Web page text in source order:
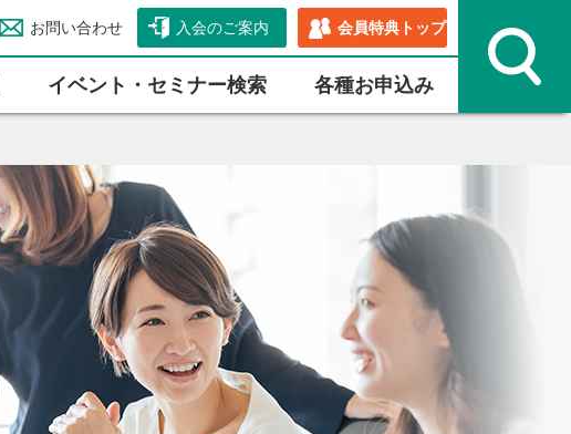
お問い合わせ 入会のご案内 会員特典トップ
イベント・セミナー検索 各種お申込み